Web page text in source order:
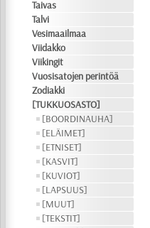
Taivas
Talvi
Vesimaailmaa
Viidakko
Viikingit
Vuosisatojen perintöä
Zodiakki
[TUKKUOSASTO]
[BOORDINAUHA]
[ELÄIMET]
[ETNISET]
[KASVIT]
[KUVIOT]
[LAPSUUS]
[MUUT]
[TEKSTIT]